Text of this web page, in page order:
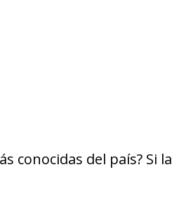
conocidas del país? Si la